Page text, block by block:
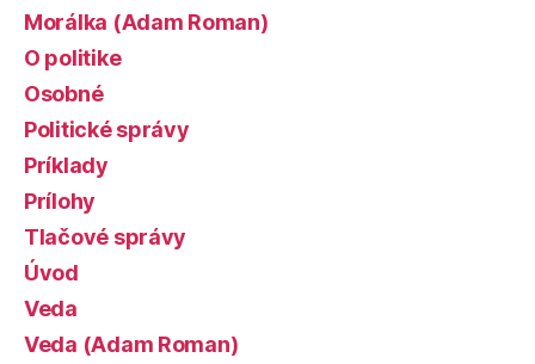
Morálka (Adam Roman)
O politike
Osobné
Politické správy
Príklady
Prílohy
Tlačové správy
Úvod
Veda
Veda (Adam Roman)